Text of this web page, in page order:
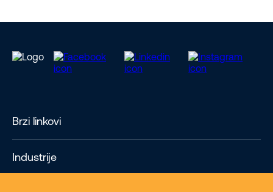
Brzi linkovi
Industrije